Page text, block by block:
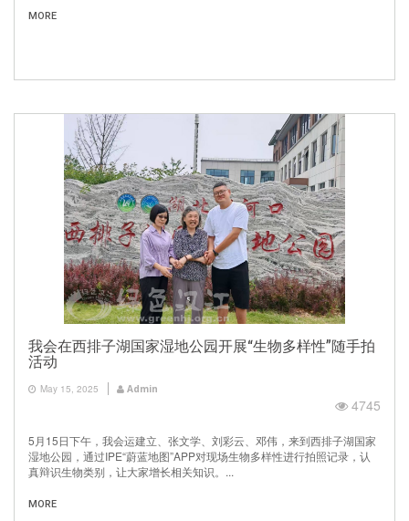
MORE
我会在西排子湖国家湿地公园开展“生物多样性”随手拍
活动
May 15, 2025 Admin
4745
5月15日下午，我会运建立、张文学、刘彩云、邓伟，来到西排子湖国家
湿地公园，通过IPE“蔚蓝地图”APP对现场生物多样性进行拍照记录，认
真辩识生物类别，让大家增长相关知识。...
MORE